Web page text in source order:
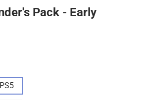
Pack - Early